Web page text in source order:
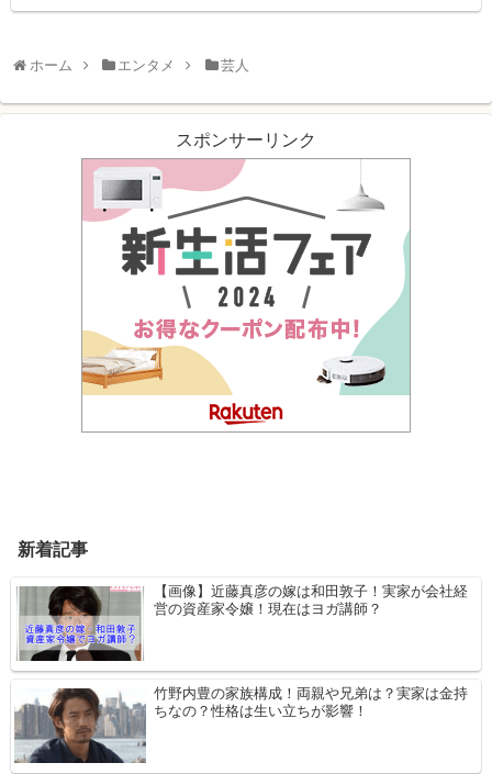
ホーム エンタメ 芸人
スポンサーリンク
新着記事
【画像】近藤真彦の嫁は和田敦子！実家が会社経
営の資産家令嬢！現在はヨガ講師？
竹野内豊の家族構成！両親や兄弟は？実家は金持
ちなの？性格は生い立ちが影響！